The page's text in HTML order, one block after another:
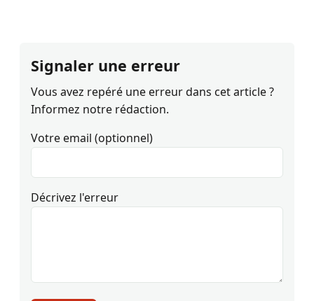
Signaler une erreur
Vous avez repéré une erreur dans cet article ?
Informez notre rédaction.
Votre email (optionnel)
Décrivez l'erreur